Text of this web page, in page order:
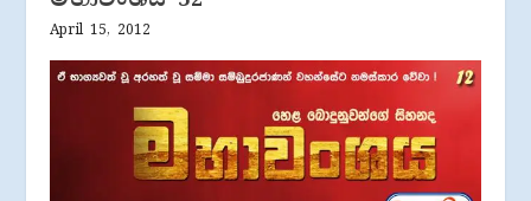
April 15, 2012